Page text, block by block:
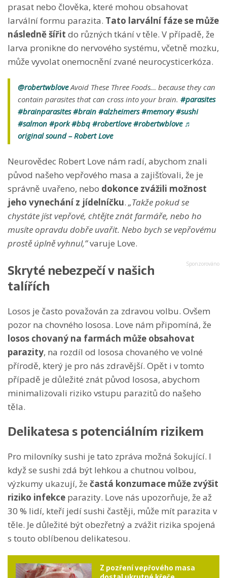
prasat nebo člověka, které mohou obsahovat
larvální formu parazita. Tato larvální fáze se může
následně šířit do různých tkání v těle. V případě, že
larva pronikne do nervového systému, včetně mozku,
může vyvolat onemocnění zvané neurocysticerkóza.
@robertwbloveAvoid These Three Foods… because they can
contain parasites that can cross into your brain. #parasites
#brainparasites #brain #alzheimers #memory #sushi
#salmon #pork #bbq #robertlove #robertwblove ♬
original sound – Robert Love
Neurovědec Robert Love nám radí, abychom znali
původ našeho vepřového masa a zajišťovali, že je
správně uvařeno, nebo dokonce zvážili možnost
jeho vynechání z jídelníčku. „Takže pokud se
chystáte jíst vepřové, chtějte znát farmáře, nebo ho
musíte opravdu dobře uvařit. Nebo bych se vepřovému
prostě úplně vyhnul,”varuje Love.
Skryté nebezpečí v našich
talířích
Losos je často považován za zdravou volbu. Ovšem
pozor na chovného lososa. Love nám připomíná, že
losos chovaný na farmách může obsahovat
parazity, na rozdíl od lososa chovaného ve volné
přírodě, který je pro nás zdravější. Opět i v tomto
případě je důležité znát původ lososa, abychom
minimalizovali riziko vstupu parazitů do našeho
těla.
Delikatesa s potenciálním rizikem
Pro milovníky sushi je tato zpráva možná šokující. I
když se sushi zdá být lehkou a chutnou volbou,
výzkumy ukazují, že častá konzumace může zvýšit
riziko infekce parazity. Love nás upozorňuje, že až
30 % lidí, kteří jedí sushi častěji, může mít parazita v
těle. Je důležité být obezřetný a zvážit rizika spojená
s touto oblíbenou delikatesou.
Z pozření vepřového masa